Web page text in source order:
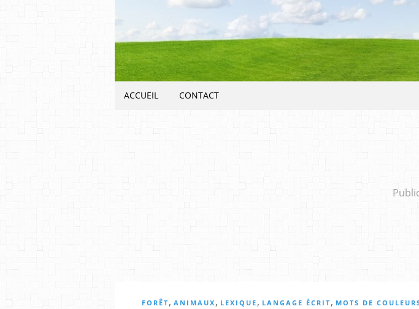
ACCUEIL CONTACT
FORÊT, ANIMAUX , LEXIQUE , LANGAGE ÉCRIT, MOTS DE